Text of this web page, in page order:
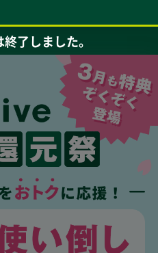
了しました。